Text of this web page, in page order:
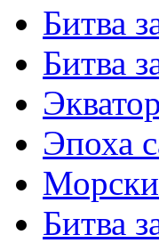
Битва
Битва
Эпоха
Битва